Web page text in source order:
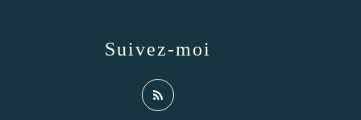
Suivez-moi